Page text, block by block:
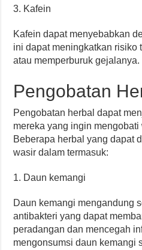
3. Kafein
Kafein dapat menyebabkan
ini dapat meningkatkan risiko
atau memperburuk gejalanya.
Pengobatan
Pengobatan herbal dapat
mereka yang ingin
Beberapa herbal yang dapat
wasir dalam termasuk:
1. Daun kemangi
Daun kemangi mengandung
antibakteri yang dapat
peradangan dan mencegah
mengonsumsi daun kemangi